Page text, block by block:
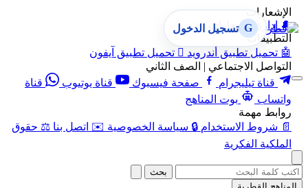
الإشعارات
🔔 إدارة الإشعارات
التطبيقات
🤖 تحميل تطبيق أندرويد  تحميل تطبيق آيفون
التواصل الاجتماعي | الصف الثاني
قناة تيليجرام
صفحة فيسبوك قناة يوتيوب
قناة
واتساب
بوت المناهج
روابط مهمة
📄 شروط الاستخدام 🔒 سياسة الخصوصية ✉️ اتصل بنا ⚖️ حقوق
الملكية الفكرية
G تسجيل الدخول
بحث